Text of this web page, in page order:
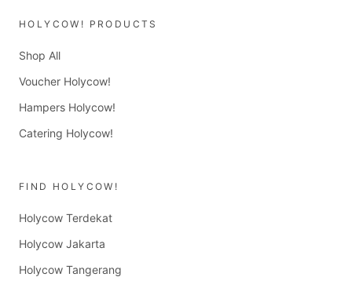
HOLYCOW! PRODUCTS
Shop All
Voucher Holycow!
Hampers Holycow!
Catering Holycow!
FIND HOLYCOW!
Holycow Terdekat
Holycow Jakarta
Holycow Tangerang